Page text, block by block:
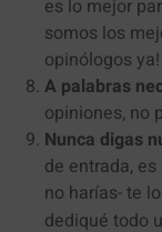
es lo mejor
somos los
opinólogos ya!
A palabras
opiniones, no
Nunca digas
de entrada,
no harías- te
dediqué todo